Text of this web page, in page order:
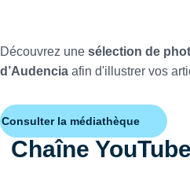
Découvrez une sélection de
d’Audencia afin d'illustrer vos
Consulter la médiathèque
Chaîne